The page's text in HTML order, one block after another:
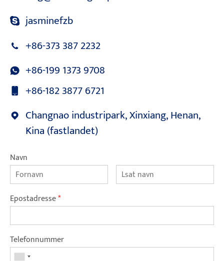
jasminefzb
+86-373 387 2232
+86-199 1373 9708
+86-182 3877 6721
Changnao industripark, Xinxiang, Henan,
Kina (fastlandet)
Navn
Epostadresse*
Telefonnummer